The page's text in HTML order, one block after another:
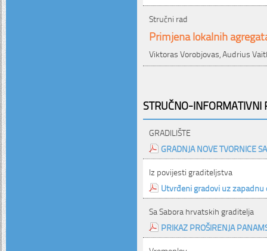
Stručni rad
Primjena lokalnih
Viktoras Vorobjovas, Audrius
STRUČNO-INFORMATIVNI
GRADILIŠTE
GRADNJA NOVE TVORNICE
Iz povijesti graditeljstva
Utvrđeni gradovi uz zapadnu
Sa Sabora hrvatskih graditelja
PRIKAZ PROŠIRENJA